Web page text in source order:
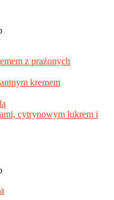
z prażonych
kremem
cytrynowym lukrem i